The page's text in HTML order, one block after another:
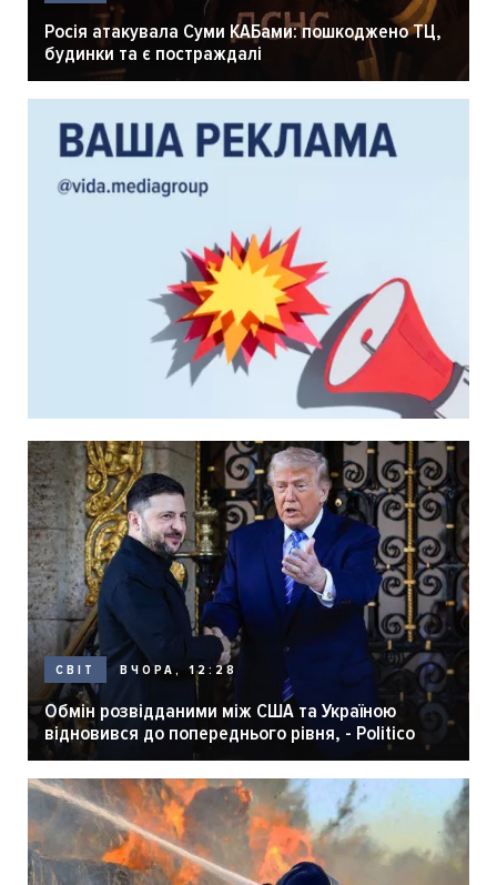
Росія атакувала Суми КАБами: пошкоджено ТЦ,
будинки та є постраждалі
СВІТ ВЧОРА, 12:28
Обмін розвідданими між США та Україною
відновився до попереднього рівня, - Politico